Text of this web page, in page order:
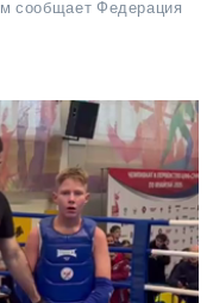
сообщает Федерация